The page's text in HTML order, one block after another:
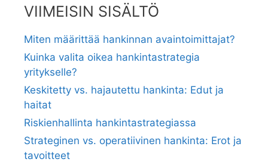
VIIMEISIN SISÄLTÖ
Miten määrittää hankinnan avaintoimittajat?
Kuinka valita oikea hankintastrategia
yritykselle?
Keskitetty vs. hajautettu hankinta: Edut ja
haitat
Riskienhallinta hankintastrategiassa
Strateginen vs. operatiivinen hankinta: Erot ja
tavoitteet